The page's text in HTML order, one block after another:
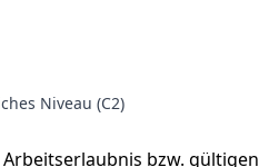
Niveau (C2)
Arbeitserlaubnis bzw. gültigen